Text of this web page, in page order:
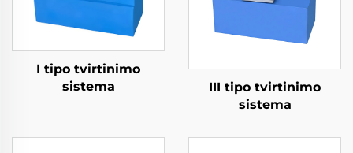
I tipo tvirtinimo
sistema
III tipo tvirtinimo
sistema